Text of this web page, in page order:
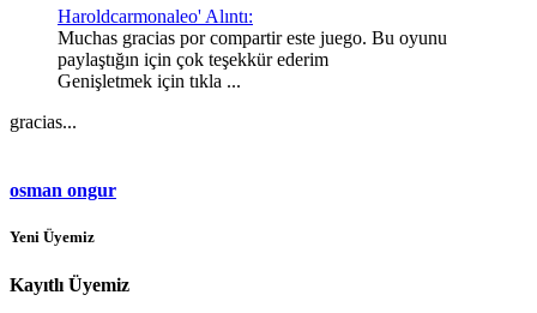
Haroldcarmonaleo' Alıntı:
Muchas gracias por compartir este juego. Bu oyunu
paylaştığın için çok teşekkür ederim
Genişletmek için tıkla ...
gracias...
osman ongur
Yeni Üyemiz
Kayıtlı Üyemiz